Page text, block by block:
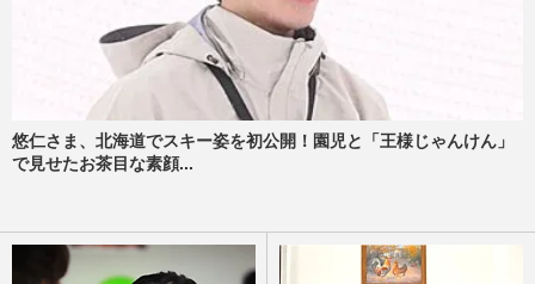
悠仁さま、北海道でスキー姿を初公開！園児と「王様じゃんけん」
で見せたお茶目な素顔...